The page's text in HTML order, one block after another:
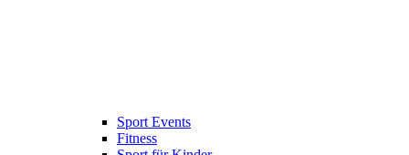
Sport Events
Fitness